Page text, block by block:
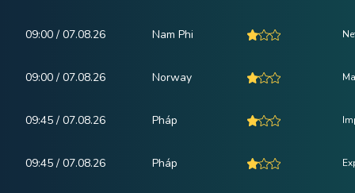
09:00 / 07.08.26 Nam Phi
09:00 / 07.08.26 Norway
09:45 / 07.08.26 Pháp
09:45 / 07.08.26 Pháp